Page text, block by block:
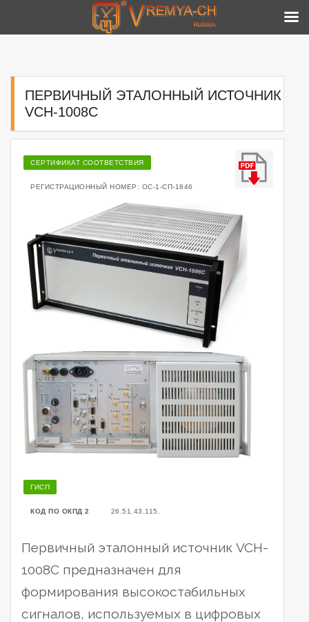
contentПЕРВИЧНЫЙ ЭТАЛОННЫЙ ИСТОЧНИК
VCH-1008C
СЕРТИФИКАТ СООТВЕТСТВИЯ
РЕГИСТРАЦИОННЫЙ НОМЕР: ОС-1-СП-1846
ГИСП
КОД ПО ОКПД 2 26.51.43.115.
Первичный эталонный источник VCH-
1008C предназначен для
формирования высокостабильных
сигналов, используемых в цифровых